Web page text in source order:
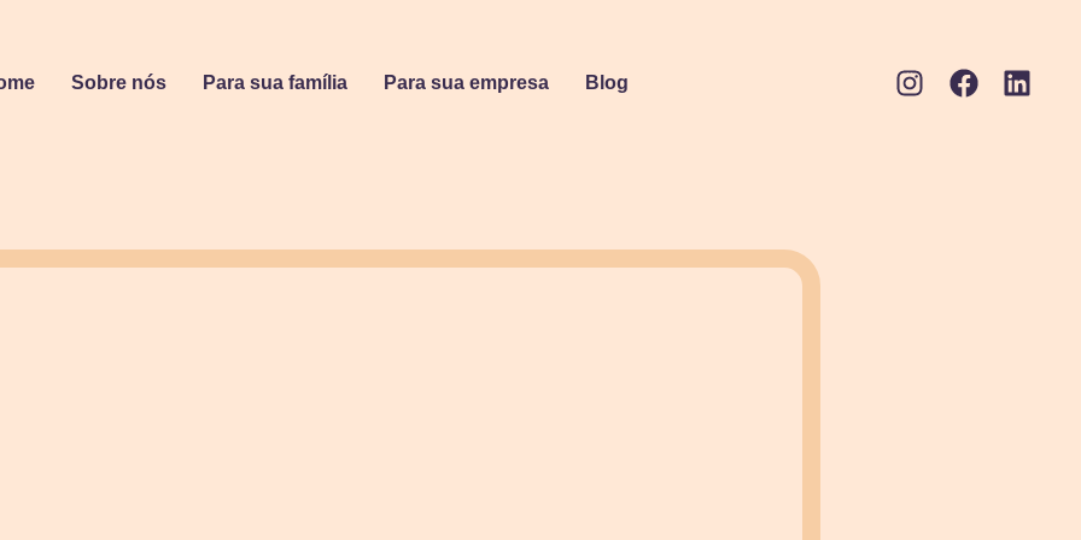
Sobre nós Para sua família Para sua empresa Blog